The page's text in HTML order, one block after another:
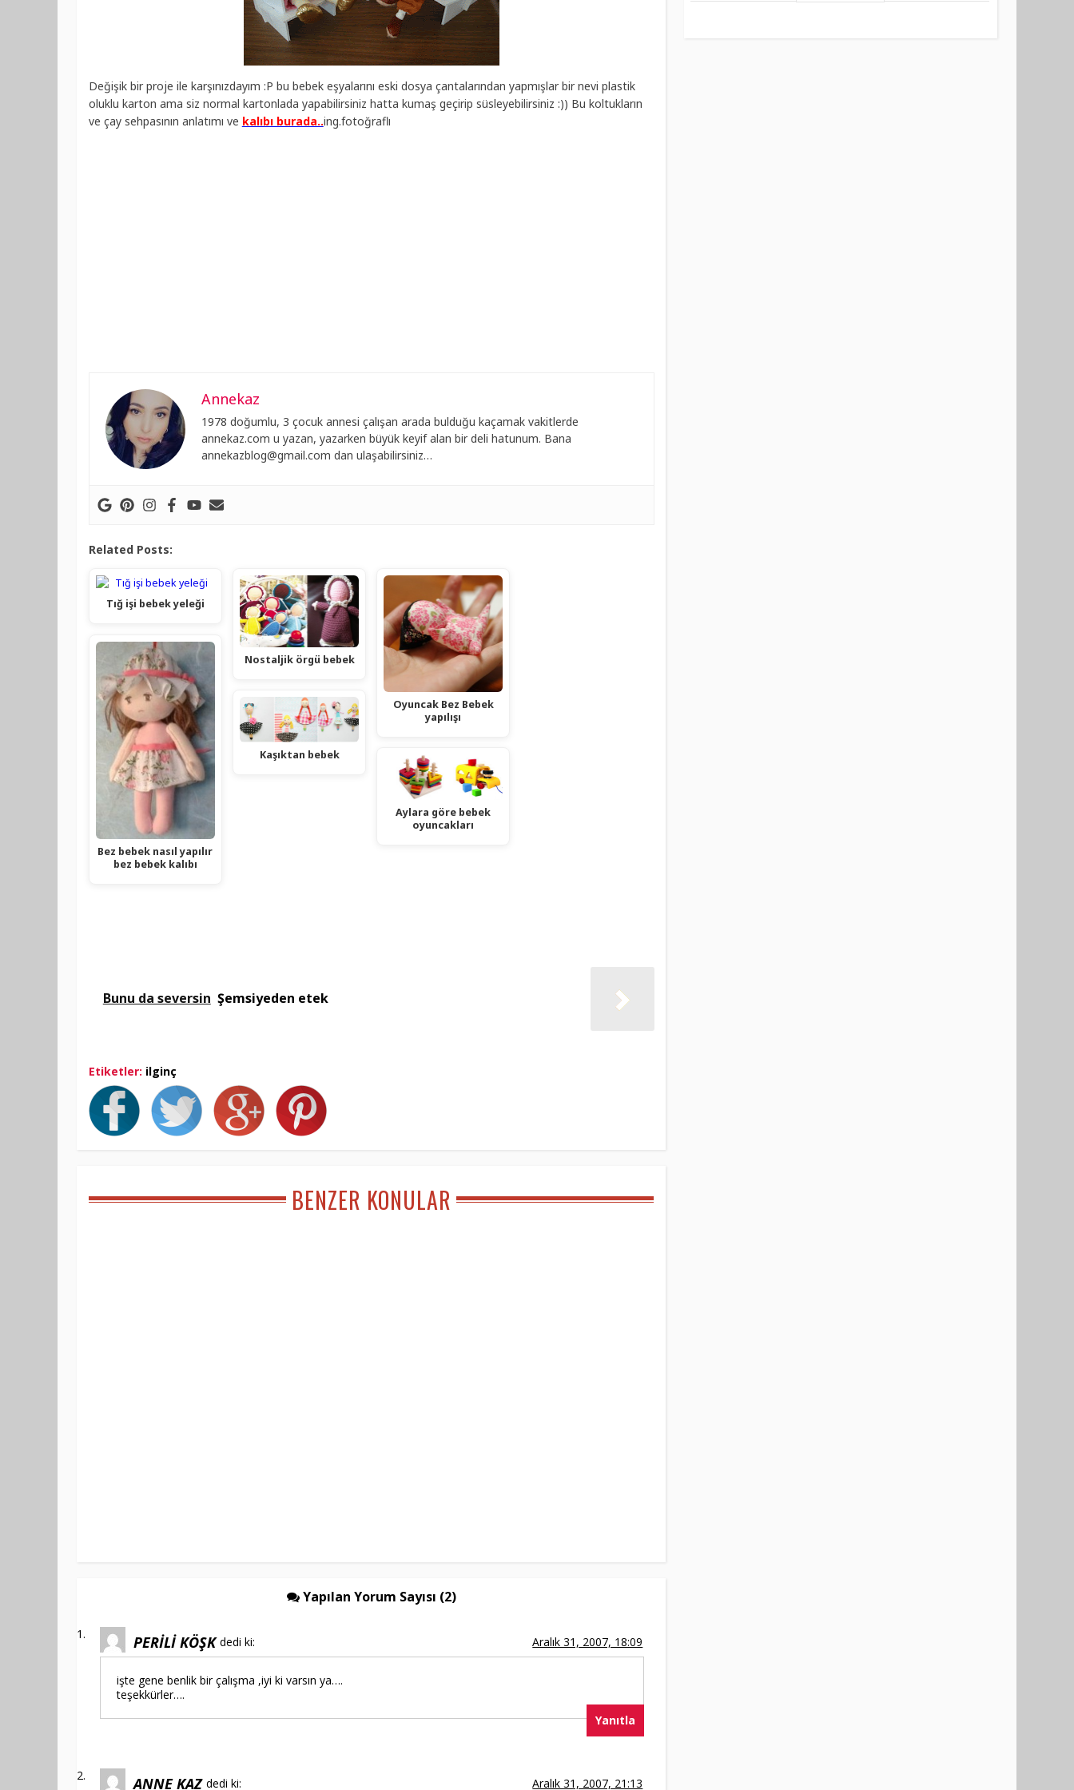
Değişik bir proje ile karşınızdayım :P bu bebek eşyalarını eski dosya çantalarından yapmışlar bir nevi plastik
oluklu karton ama siz normal kartonlada yapabilirsiniz hatta kumaş geçirip süsleyebilirsiniz :)) Bu koltukların
ve çay sehpasının anlatımı ve kalıbı burada..ing.fotoğraflı
Annekaz
1978 doğumlu, 3 çocuk annesi çalışan arada bulduğu kaçamak vakitlerde
annekaz.com u yazan, yazarken büyük keyif alan bir deli hatunum. Bana
annekazblog@gmail.com dan ulaşabilirsiniz…
Related Posts:
Tığ işi bebek yeleği
Bez bebek nasıl yapılır
bez bebek kalıbı
Nostaljik örgü bebek
Kaşıktan bebek
Oyuncak Bez Bebek
yapılışı
Aylara göre bebek
oyuncakları
Bunu da seversin Şemsiyeden etek
Etiketler: ilginç
BENZER KONULAR
Yapılan Yorum Sayısı (2)
PERİLİ KÖŞK dedi ki: Aralık 31, 2007, 18:09
işte gene benlik bir çalışma ,iyi ki varsın ya….
teşekkürler….
Yanıtla
ANNE KAZ dedi ki: Aralık 31, 2007, 21:13